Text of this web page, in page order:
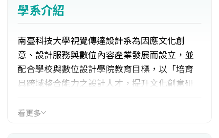
學系介紹
南臺科技大學視覺傳達設計系為因應文化創
意、設計服務與數位內容產業發展而設立，並
配合學校與數位設計學院教育目標，以「培育
具跨域整合能力之設計人才，提升文化創意研
計實務、科技應用與跨域整合能力，培育兼具
看更多